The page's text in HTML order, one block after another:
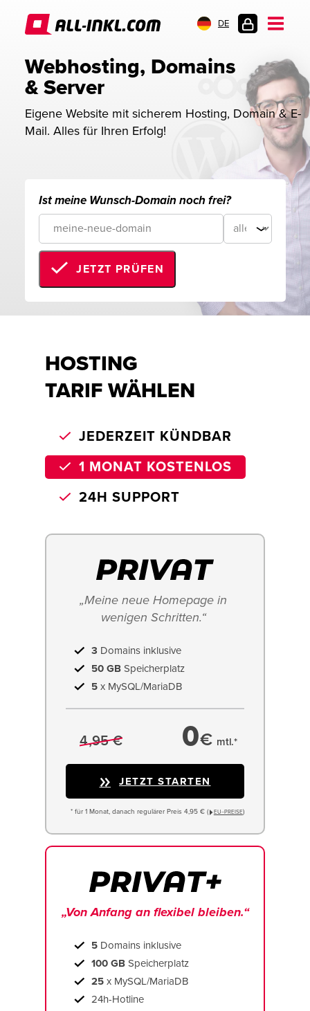
DE
Webhosting, Domains
& Server
Eigene Website mit sicherem Hosting, Domain & E-
Mail. Alles für Ihren Erfolg!
Ist meine Wunsch-Domain noch frei?
JETZT PRÜFEN
HOSTING
TARIF WÄHLEN
JEDERZEIT KÜNDBAR
1 MONAT KOSTENLOS
24H SUPPORT
„Meine neue Homepage in
wenigen Schritten.“
3 Domains inklusive
50 GB Speicherplatz
5 x MySQL/MariaDB
4,95 € 0€ mtl.*
JETZT STARTEN
* für 1 Monat, danach regulärer Preis 4,95 € ( EU−PREISE)
„Von Anfang an flexibel bleiben.“
5 Domains inklusive
100 GB Speicherplatz
25 x MySQL/MariaDB
24h-Hotline